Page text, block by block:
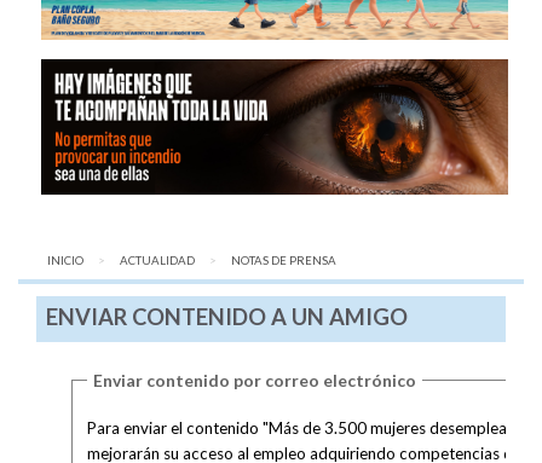
INICIO ACTUALIDAD AQUÍ:
NOTAS DE PRENSA
ENVIAR CONTENIDO A UN AMIGO
Enviar contenido por correo electrónico
Para enviar el contenido "Más de 3.500 mujeres desempleadas
mejorarán su acceso al empleo adquiriendo competencias